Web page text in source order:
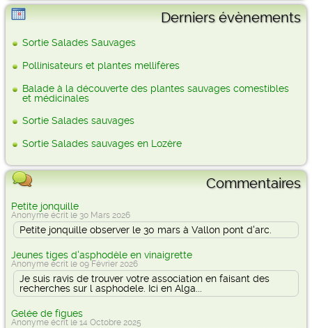
Derniers évènements
Sortie Salades Sauvages
Pollinisateurs et plantes mellifères
Balade à la découverte des plantes sauvages comestibles
et médicinales
Sortie Salades sauvages
Sortie Salades sauvages en Lozère
Commentaires
Petite jonquille
Anonyme écrit le 30 Mars 2026
Petite jonquille observer le 30 mars à Vallon pont d'arc.
Jeunes tiges d'asphodèle en vinaigrette
Anonyme écrit le 09 Février 2026
Je suis ravis de trouver votre association en faisant des
recherches sur l asphodele. Ici en Alga...
Gelée de figues
Anonyme écrit le 14 Octobre 2025